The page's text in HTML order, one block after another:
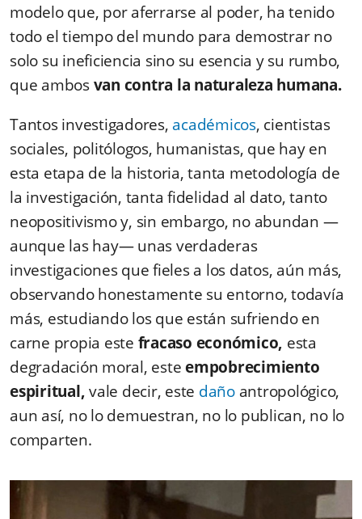
modelo que, por aferrarse al poder, ha tenido
todo el tiempo del mundo para demostrar no
solo su ineficiencia sino su esencia y su rumbo,
que ambosvan contra la naturaleza humana.
Tantos investigadores, académicos, cientistas
sociales, politólogos, humanistas, que hay en
esta etapa de la historia, tanta metodología de
la investigación, tanta fidelidad al dato, tanto
neopositivismo y, sin embargo, no abundan —
aunque las hay— unas verdaderas
investigaciones que fieles a los datos, aún más,
observando honestamente su entorno, todavía
más, estudiando los que están sufriendo en
carne propia este fracaso económico, esta
degradación moral, esteempobrecimiento
espiritual,vale decir, este dañoantropológico,
aun así, no lo demuestran, no lo publican, no lo
comparten.